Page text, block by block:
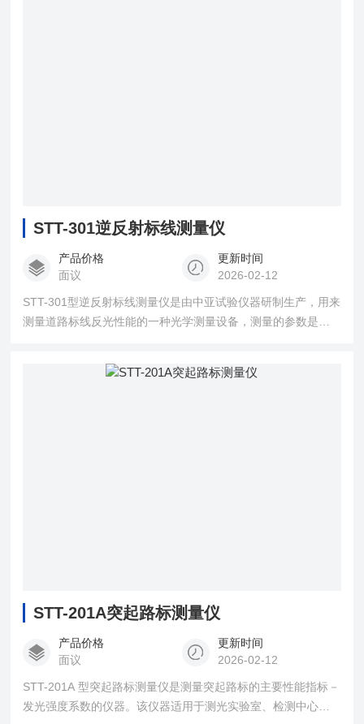
STT-301逆反射标线测量仪
产品价格
面议
更新时间
2026-02-12
STT-301型逆反射标线测量仪是由中亚试验仪器研制生产，用来
测量道路标线反光性能的一种光学测量设备，测量的参数是标
STT-201A突起路标测量仪
产品价格
面议
更新时间
2026-02-12
STT-201A 型突起路标测量仪是测量突起路标的主要性能指标－
发光强度系数的仪器。该仪器适用于测光实验室、检测中心和